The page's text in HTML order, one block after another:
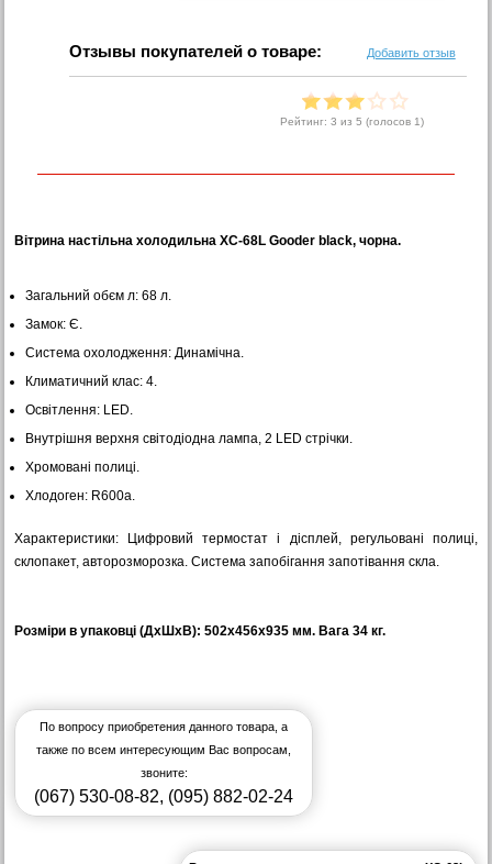
Отзывы покупателей о товаре: Добавить отзыв
Рейтинг: 3 из 5 (голосов 1)
Вітрина настільна холодильна XC-68L Gooder black, чорна.
Загальний обєм л: 68 л.
Замок: Є.
Система охолодження: Динамічна.
Климатичний клас: 4.
Освітлення: LED.
Внутрішня верхня світодіодна лампа, 2 LED стрічки.
Хромовані полиці.
Хлодоген: R600a.
Характеристики: Цифровий термостат і дісплей, регульовані полиці,
склопакет, авторозморозка. Система запобігання запотівання скла.
Розміри в упаковці (ДхШхВ): 502х456х935 мм. Вага 34 кг.
По вопросу приобретения данного товара, а
также по всем интересующим Вас вопросам,
звоните:
(067) 530-08-82, (095) 882-02-24